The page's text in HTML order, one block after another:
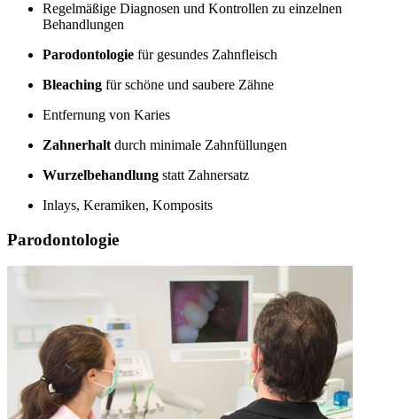
Regelmäßige Diagnosen und Kontrollen zu einzelnen
Behandlungen
Parodontologie für gesundes Zahnfleisch
Bleaching für schöne und saubere Zähne
Entfernung von Karies
Zahnerhalt durch minimale Zahnfüllungen
Wurzelbehandlung statt Zahnersatz
Inlays, Keramiken, Komposits
Parodontologie